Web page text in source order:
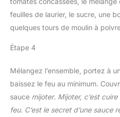
feuilles de laurier, le sucre, une
quelques tours de moulin à
Étape 4
Mélangez l’ensemble, portez à
baissez le feu au minimum.
sauce mijoter. Mijoter, c’est
feu. C’est le secret d’une sauce